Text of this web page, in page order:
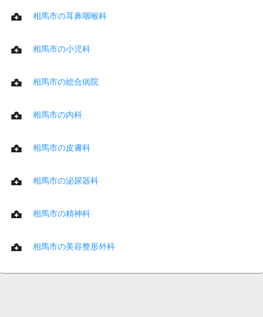
相馬市の耳鼻咽喉科
相馬市の小児科
相馬市の総合病院
相馬市の内科
相馬市の皮膚科
相馬市の泌尿器科
相馬市の精神科
相馬市の美容整形外科